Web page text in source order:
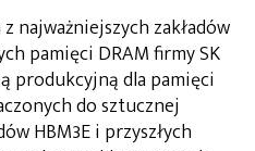
najważniejszych zakładów
pamięci DRAM firmy SK
produkcyjną dla pamięci
do sztucznej
HBM3E i przyszłych